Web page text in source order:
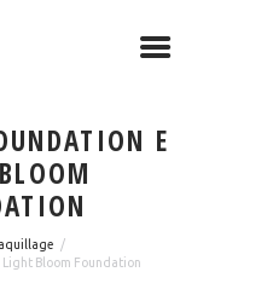
E
Bloom Foundation